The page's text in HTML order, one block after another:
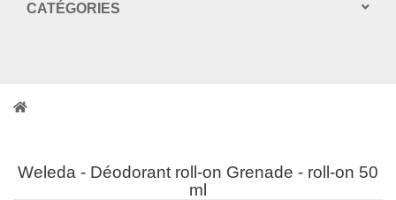
CATÉGORIES
Weleda - Déodorant roll-on Grenade - roll-on 50
ml